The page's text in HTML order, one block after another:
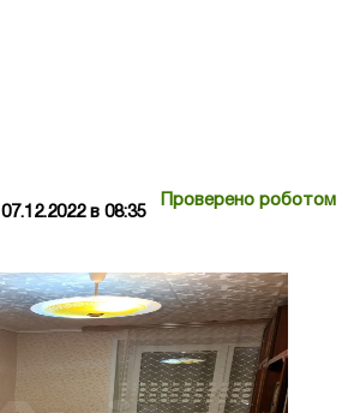
Проверено роботом
07.12.2022 в 08:35